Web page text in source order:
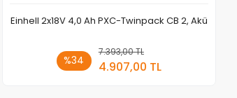
Einhell 2x18V 4,0 Ah PXC-Twinpack CB 2, Akü
%34
7.393,00 TL
4.907,00 TL
Stokta Yok